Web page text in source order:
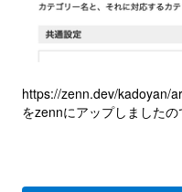
https://zenn.dev/kadoyan/
をzennにアップしました